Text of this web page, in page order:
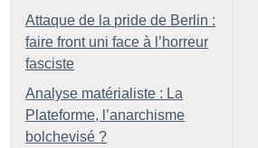
Attaque de la pride de Berlin :
faire front uni face à l’horreur
fasciste
Analyse matérialiste : La
Plateforme, l’anarchisme
bolchevisé ?